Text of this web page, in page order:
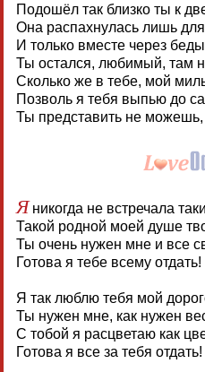
Подошёл так близко ты к
Она распахнулась лишь
И только вместе через
Ты остался, любимый, там
Сколько же в тебе, мой
Позволь я тебя выпью до
Ты представить не можешь,
Яникогда не встречала
Такой родной моей душе
Ты очень нужен мне и все
Готова я тебе всему отдать!
Я так люблю тебя мой
Ты нужен мне, как нужен
С тобой я расцветаю как
Готова я все за тебя отдать!